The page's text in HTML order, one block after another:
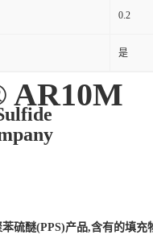
0.2
是
AR10M
硫醚(PPS)产品,含有的填